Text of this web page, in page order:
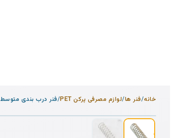
خانه/فنر ها/لوازم مصرفی پرکن PET /فنر درب بندی متوسط 4mm بسته ۶ عددی